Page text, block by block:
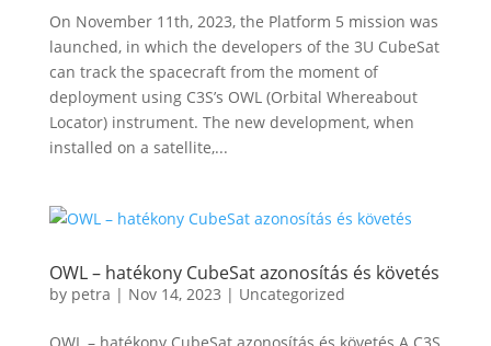
On November 11th, 2023, the Platform 5 mission was
launched, in which the developers of the 3U CubeSat
can track the spacecraft from the moment of
deployment using C3S’s OWL (Orbital Whereabout
Locator) instrument. The new development, when
installed on a satellite,...
OWL – hatékony CubeSat azonosítás és követés
by petra | Nov 14, 2023 | Uncategorized
OWL – hatékony CubeSat azonosítás és követés A C3S